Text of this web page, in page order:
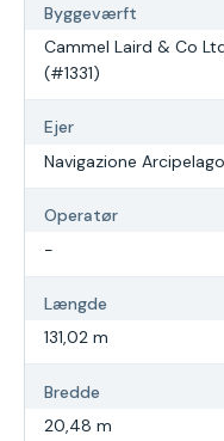
Byggeværft
Cammel Laird & Co
(#1331)
Ejer
Navigazione
Operatør
-
Længde
131,02 m
Bredde
20,48 m